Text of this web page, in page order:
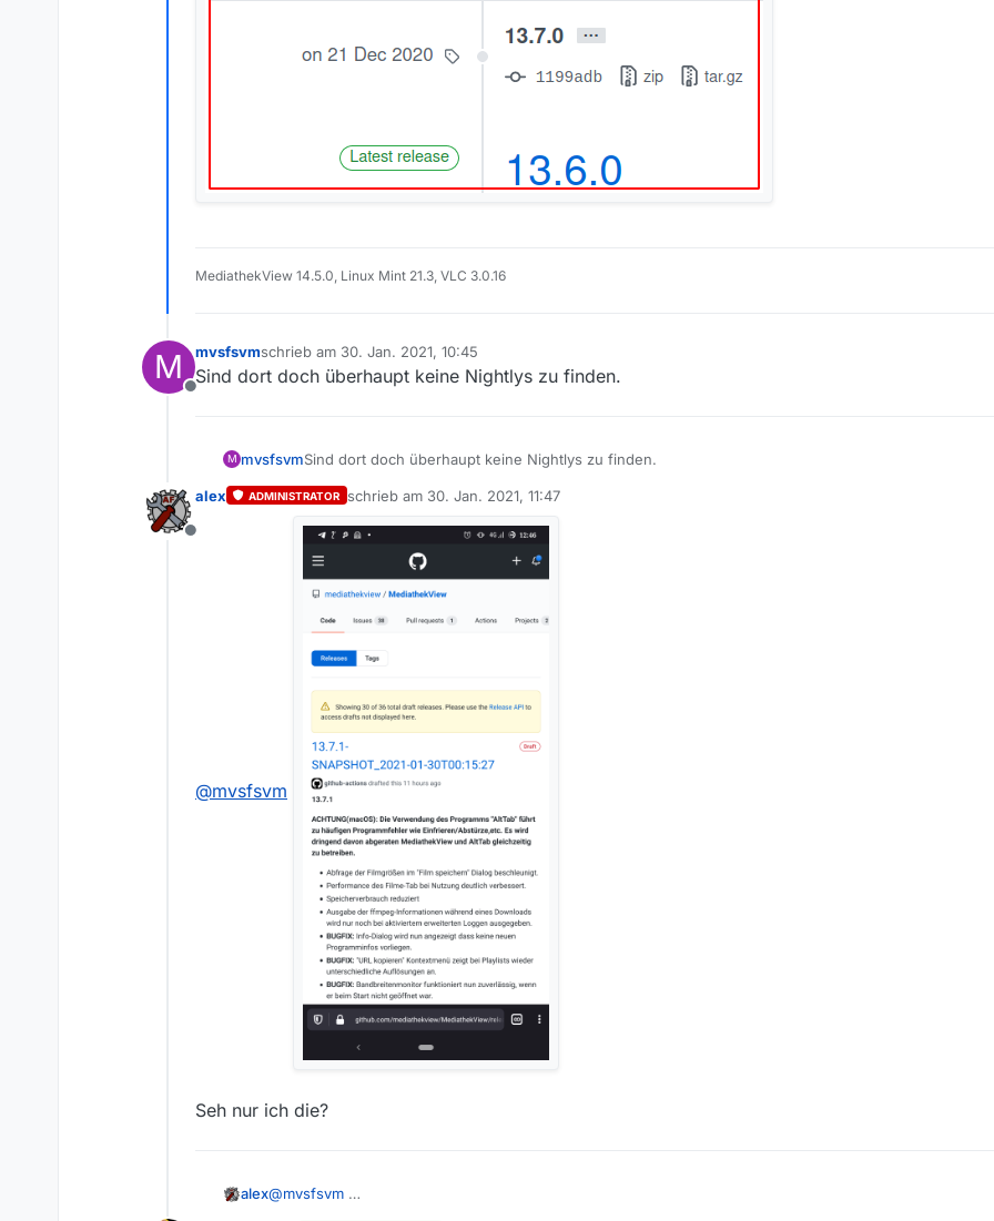
MediathekView 14.5.0, Linux Mint 21.3, VLC 3.0.16
M
Offline
mvsfsvmschrieb am 30. Jan. 2021, 10:45
zuletzt editiert von
Sind dort doch überhaupt keine Nightlys zu finden.
M mvsfsvmSind dort doch überhaupt keine Nightlys zu finden.
Offline
alex ADMINISTRATOR schrieb am 30. Jan. 2021, 11:47
zuletzt editiert von
@mvsfsvm
Seh nur ich die?
alex@mvsfsvm